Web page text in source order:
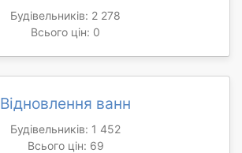
Будівельників: 2 278
Всього цін: 0
Відновлення ванн
Будівельників: 1 452
Всього цін: 69